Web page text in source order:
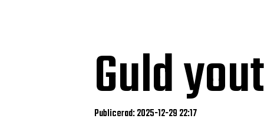
Guld
Publicerad: 2025-12-29 22:17